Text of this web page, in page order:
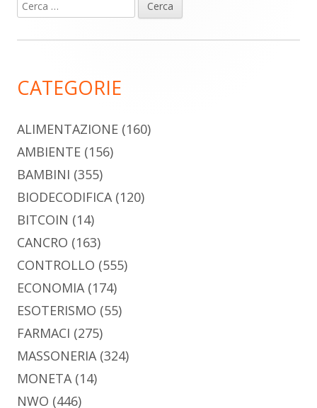
Barra
laterale
per:
CATEGORIE
ALIMENTAZIONE (160)
AMBIENTE (156)
BAMBINI (355)
BIODECODIFICA(120)
BITCOIN (14)
CANCRO (163)
CONTROLLO (555)
ECONOMIA(174)
ESOTERISMO (55)
FARMACI (275)
MASSONERIA(324)
MONETA(14)
NWO (446)